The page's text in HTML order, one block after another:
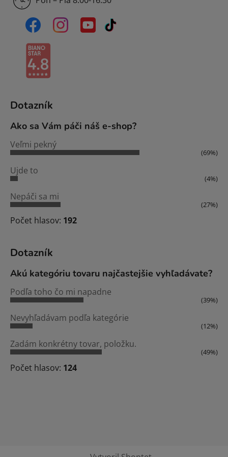
Dotazník
Ako sa Vám páči náš e-shop?
Veľmi pekný
(69%)
Ujde to
(4%)
Nepáči sa mi
(27%)
Počet hlasov: 192
Dotazník
Akú kategóriu tovaru najčastejšie vyhľadávate?
Podľa toho čo mi napadne
(39%)
Nevyhľadávam podľa kategórie
(12%)
Zadám konkrétny tovar, položku.
(49%)
Počet hlasov: 124